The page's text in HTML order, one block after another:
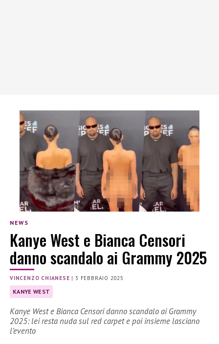
NEWS
Kanye West e Bianca Censori
danno scandalo ai Grammy 2025
VINCENZO CHIANESE |3 FEBBRAIO 2025
KANYE WEST
Kanye West e Bianca Censori danno scandalo ai Grammy
2025: lei resta nuda sul red carpet e poi insieme lasciano
l’evento